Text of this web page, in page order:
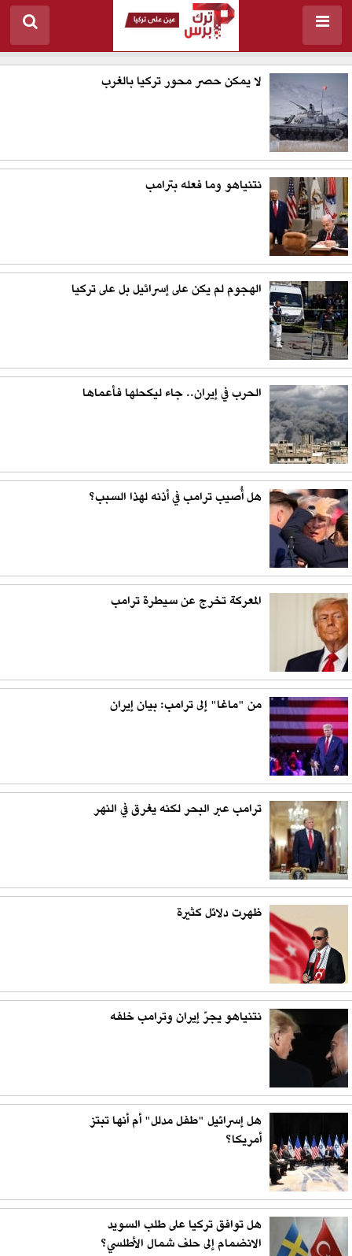
لا يمكن حصر محور تركيا بالغرب
نتنياهو وما فعله بترامب
الهجوم لم يكن على إسرائيل بل على تركيا
الحرب في إيران.. جاء ليكحلها فأعماها
هل أُصيب ترامب في أذنه لهذا السبب؟
المعركة تخرج عن سيطرة ترامب
من "ماغا" إلى ترامب: بيان إيران
ترامب عبر البحر لكنه يغرق في النهر
ظهرت دلائل كثيرة
نتنياهو يجرّ إيران وترامب خلفه
هل إسرائيل "طفل مدلل" أم أنها تبتز
أمريكا؟
هل توافق تركيا على طلب السويد
الانضمام إلى حلف شمال الأطلسي؟